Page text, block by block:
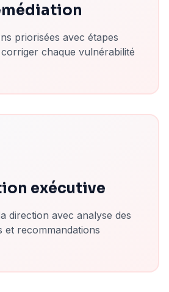
priorisées avec étapes
chaque vulnérabilité
exécutive
direction avec analyse des
et recommandations